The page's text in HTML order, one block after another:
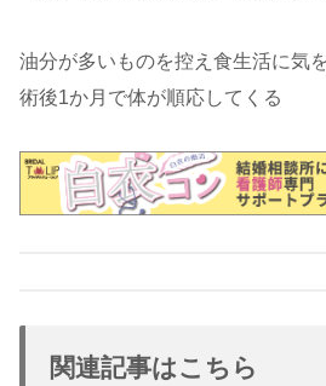
油分が多いものを控え食生活に気
術後1か月で体が順応してくる
関連記事はこちら